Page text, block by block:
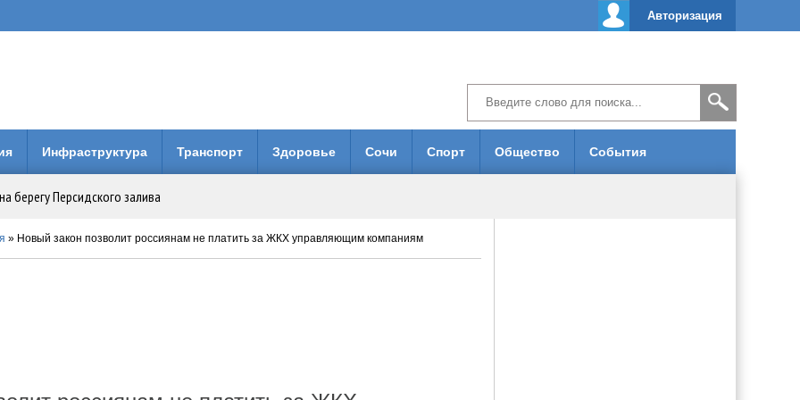
Авторизация
Инфраструктура Транспорт Здоровье Сочи Спорт Общество События
берегу Персидского залива
городская больница получила 3 млн рублей на новое оборудование
вместо него?
» Новый закон позволит россиянам не платить за ЖКХ управляющим компаниям